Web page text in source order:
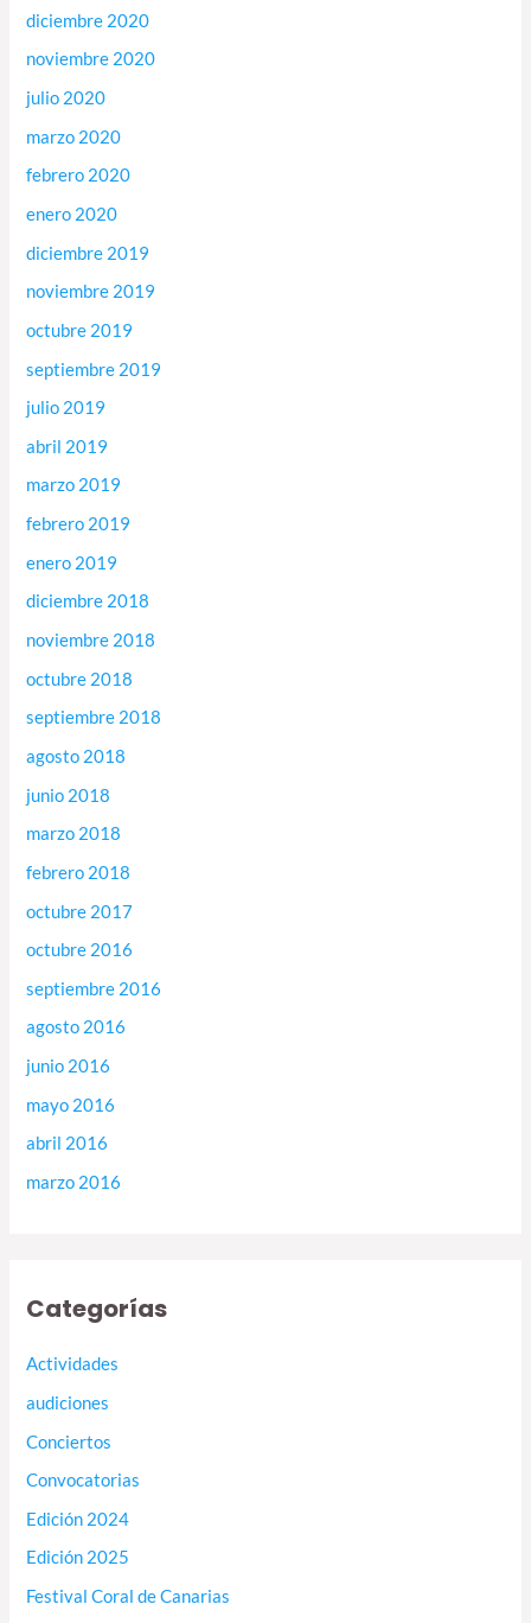
diciembre 2020
noviembre 2020
julio 2020
marzo 2020
febrero 2020
enero 2020
diciembre 2019
noviembre 2019
octubre 2019
septiembre 2019
julio 2019
abril 2019
marzo 2019
febrero 2019
enero 2019
diciembre 2018
noviembre 2018
octubre 2018
septiembre 2018
agosto 2018
junio 2018
marzo 2018
febrero 2018
octubre 2017
octubre 2016
septiembre 2016
agosto 2016
junio 2016
mayo 2016
abril 2016
marzo 2016
Categorías
Actividades
audiciones
Conciertos
Convocatorias
Edición 2024
Edición 2025
Festival Coral de Canarias